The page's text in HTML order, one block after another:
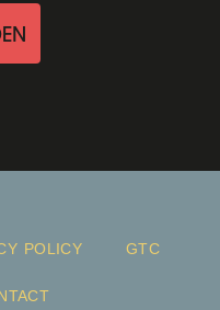
POLICY GTC